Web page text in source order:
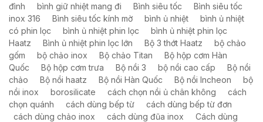
đình
bình giữ nhiệt mang đi Bình siêu tốc
Bình siêu tốc
inox 316
Bình siêu tốc kính mờ bình ủ nhiệt
bình ủ nhiệt
có phin lọc
bình ủ nhiệt phin lọc
bình ủ nhiệt phin lọc
Haatz
Bình ủ nhiệt phin lọc lớn Bộ 3 thớt Haatz
bộ chảo
gốm
bộ chảo inox Bộ chảo Titan
Bộ hộp cơm Hàn
Quốc
Bộ hộp cơm trưa Bộ nồi 3 bộ nồi cao cấp
Bộ nồi
chảo
Bộ nồi haatz Bộ nồi Hàn Quốc Bộ nồi Incheon
bộ
nồi inox
borosilicate cách chọn nồi ủ chân không
cách
chọn quánh
cách dùng bếp từ
cách dùng bếp từ đơn
cách dùng chảo inox
cách dùng đũa inox
Cách dùng